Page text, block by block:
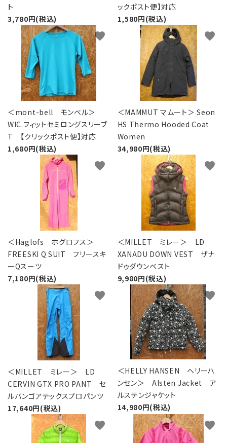
ト
3,780円(税込)
ックポスト便】対応
1,580円(税込)
＜mont-bell モンベル＞
WIC.フィットセミロングスリーブ
T 【クリックポスト便】対応
1,680円(税込)
favorite
＜MAMMUT マムート＞ Seon
HS Thermo Hooded Coat
Women
34,980円(税込)
favorite
＜Haglofs ホグロフス＞
FREESKI Q SUIT フリースキ
ーQスーツ
7,180円(税込)
favorite
＜MILLET ミレー＞ LD
XANADU DOWN VEST ザナ
ドゥダウンベスト
9,980円(税込)
favorite
＜MILLET ミレー＞ LD
CERVIN GTX PRO PANT セ
ルバンゴアテックスプロパンツ
17,640円(税込)
favorite
＜HELLY HANSEN ヘリーハ
ンセン＞ Alsten Jacket ア
ルステンジャケット
14,980円(税込)
favorite
favorite favorite